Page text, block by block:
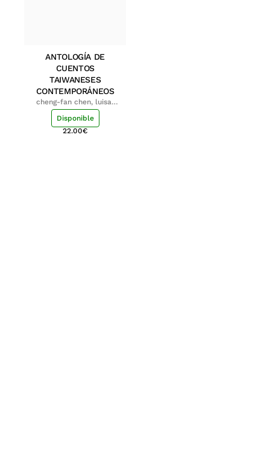
ANTOLOGÍA DE
CUENTOS
TAIWANESES
CONTEMPORÁNEOS
cheng-fan chen, luisa;
shu-ying chang, luisa
Disponible
22.00€